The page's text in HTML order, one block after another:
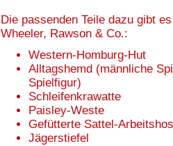
Die passenden Teile dazu gibt
Wheeler, Rawson & Co.:
Western-Homburg-Hut
Alltagshemd (männliche
Spielfigur)
Schleifenkrawatte
Paisley-Weste
Gefütterte Sattel-
Jägerstiefel